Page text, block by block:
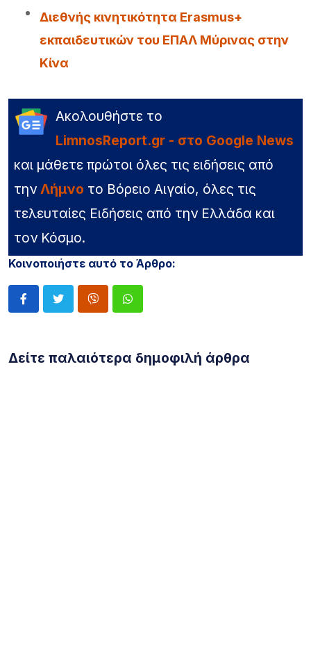
Διεθνής κινητικότητα Erasmus+
εκπαιδευτικών του ΕΠΑΛ Μύρινας στην
Κίνα
Ακολουθήστε το
LimnosReport.gr - στο Google News
και μάθετε πρώτοι όλες τις ειδήσεις από
την Λήμνο το Βόρειο Αιγαίο, όλες τις
τελευταίες Ειδήσεις από την Ελλάδα και
τον Κόσμο.
Κοινοποιήστε αυτό το Άρθρο:
Δείτε παλαιότερα δημοφιλή άρθρα